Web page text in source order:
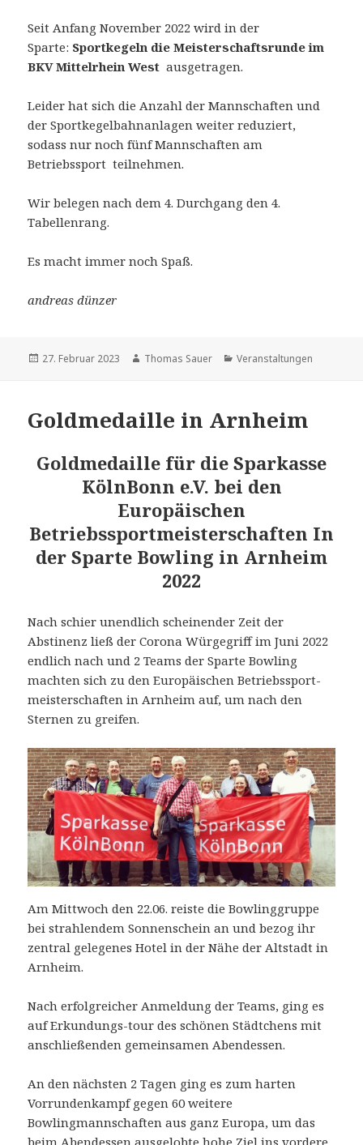
Seit Anfang November 2022 wird in der
Sparte: Sportkegeln die Meisterschaftsrunde im
BKV Mittelrhein West ausgetragen.
Leider hat sich die Anzahl der Mannschaften und
der Sportkegelbahnanlagen weiter reduziert,
sodass nur noch fünf Mannschaften am
Betriebssport teilnehmen.
Wir belegen nach dem 4. Durchgang den 4.
Tabellenrang.
Es macht immer noch Spaß.
andreas dünzer
Veröffentlicht
27. Februar 2023 Autor
Thomas Sauer Kategorien
Veranstaltungen
Goldmedaille in Arnheim
Goldmedaille für die Sparkasse
KölnBonn e.V. bei den
Europäischen
Betriebssportmeisterschaften In
der Sparte Bowling in Arnheim
2022
Nach schier unendlich scheinender Zeit der
Abstinenz ließ der Corona Würgegriff im Juni 2022
endlich nach und 2 Teams der Sparte Bowling
machten sich zu den Europäischen Betriebssport-
meisterschaften in Arnheim auf, um nach den
Sternen zu greifen.
Am Mittwoch den 22.06. reiste die Bowlinggruppe
bei strahlendem Sonnenschein an und bezog ihr
zentral gelegenes Hotel in der Nähe der Altstadt in
Arnheim.
Nach erfolgreicher Anmeldung der Teams, ging es
auf Erkundungs-tour des schönen Städtchens mit
anschließenden gemeinsamen Abendessen.
An den nächsten 2 Tagen ging es zum harten
Vorrundenkampf gegen 60 weitere
Bowlingmannschaften aus ganz Europa, um das